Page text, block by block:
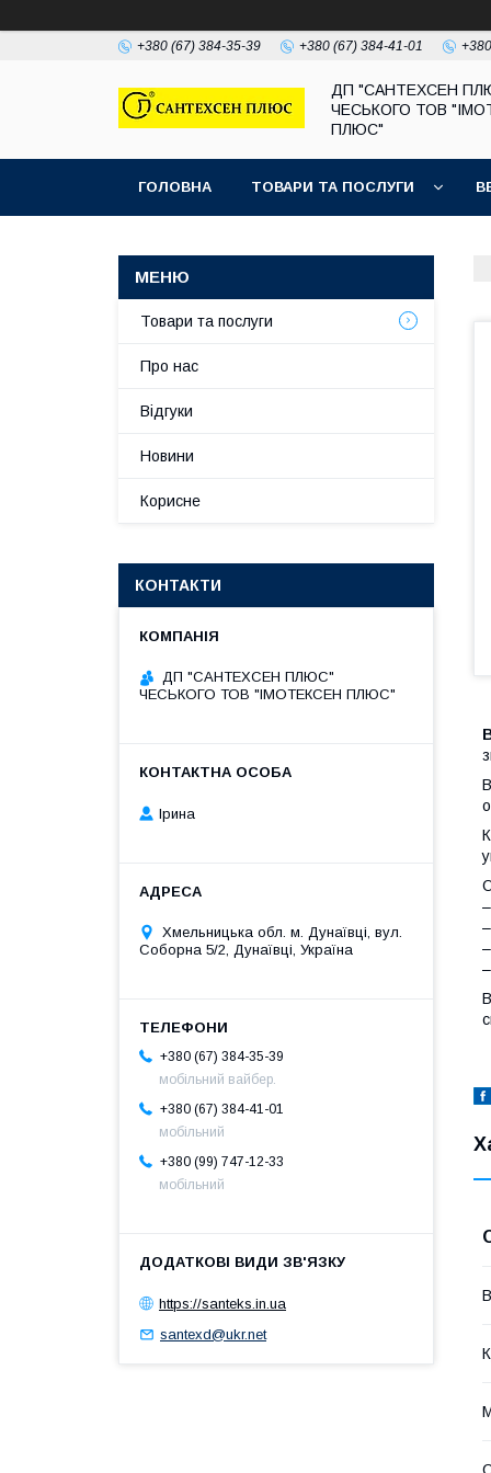
+380 (67) 384-35-39 +380 (67) 384-41-01
ДП "САНТЕХСЕН
ЧЕСЬКОГО ТОВ
ПЛЮС"
ГОЛОВНА ТОВАРИ ТА ПОСЛУГИ
Товари та послуги
Про нас
Відгуки
Новини
Корисне
КОНТАКТИ
ДП "САНТЕХСЕН ПЛЮС"
ЧЕСЬКОГО ТОВ "ІМОТЕКСЕН ПЛЮС"
Ірина
Хмельницька обл. м. Дунаївці, вул.
Соборна 5/2, Дунаївці, Україна
+380 (67) 384-35-39
мобільний вайбер.
+380 (67) 384-41-01
мобільний
+380 (99) 747-12-33
мобільний
https://santeks.in.ua
santexd@ukr.net